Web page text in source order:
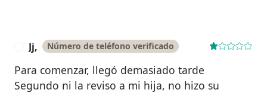
Jj, Número de teléfono verificado
Para comenzar, llegó demasiado tarde
Segundo ni la reviso a mi hija, no hizo su